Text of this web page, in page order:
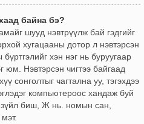
байна бэ?
шууд нэвтрүүлж бай гэдгийг
хугацааны дотор л нэвтэрсэн
хэн нэг нь буруугаар
юм. Нэвтэрсэн чигтээ байгаад
сонголтыг чагтална уу, тэгэхдээ
компьютероос хандаж буй
зүйл биш, Ж нь. номын сан,